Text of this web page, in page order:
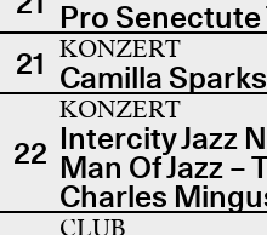
Pro
21 KONZERT
Camilla
22
KONZERT
Intercity Jazz
Man Of Jazz –
Charles
CLUB